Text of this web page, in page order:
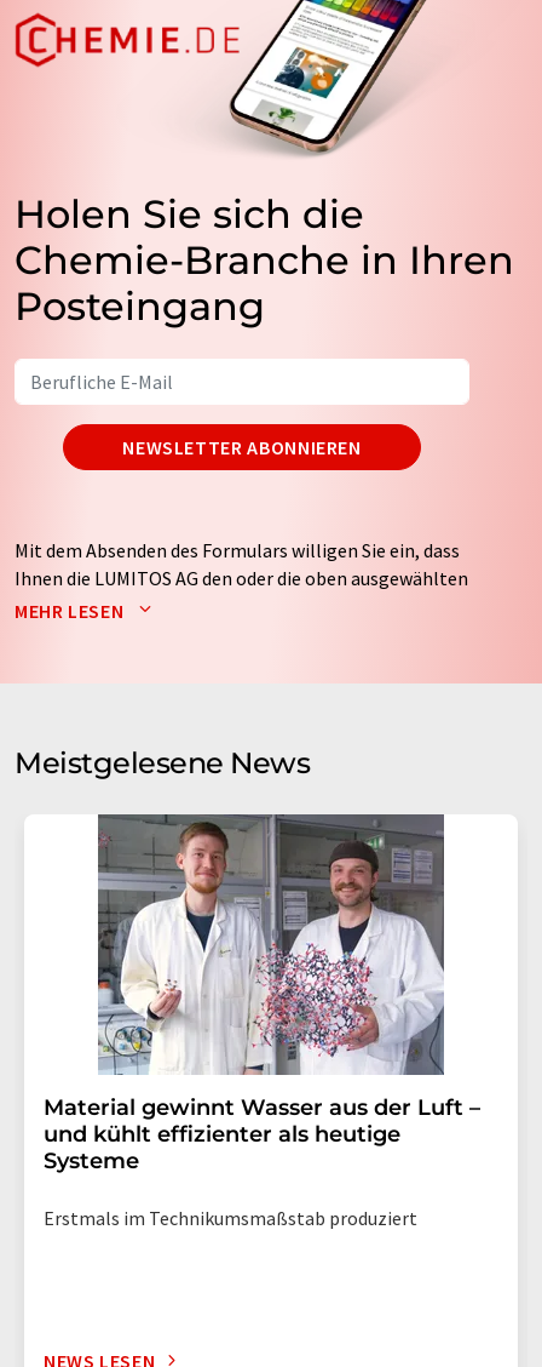
Holen Sie sich die
Chemie-Branche in Ihren
Posteingang
NEWSLETTER ABONNIEREN
Mit dem Absenden des Formulars willigen Sie ein, dass
Ihnen die LUMITOS AG den oder die oben ausgewählten
Newsletter per E-Mail zusendet. Ihre Daten werden
auf Basis unserer
. LUMITOS darf
Meinungsforschung per E-Mail kontaktieren. Ihre
Einwilligung können Sie jederzeit ohne Angabe von
Str. 2, 12489 Berlin oder per E-Mail unter
widerruf@lumitos.commit Wirkung für die Zukunft
widerrufen. Zudem ist in jeder E-Mail ein Link zur
Abbestellung des entsprechenden Newsletters
enthalten.
MEHR LESEN
Meistgelesene News
Material gewinnt Wasser aus der Luft –
und kühlt effizienter als heutige
Systeme
Erstmals im Technikumsmaßstab produziert
NEWS LESEN